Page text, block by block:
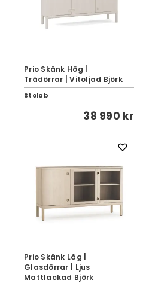
Prio Skänk Hög |
Trädörrar | Vitoljad Björk
Stolab
38 990 kr
Prio Skänk Låg |
Glasdörrar | Ljus
Mattlackad Björk